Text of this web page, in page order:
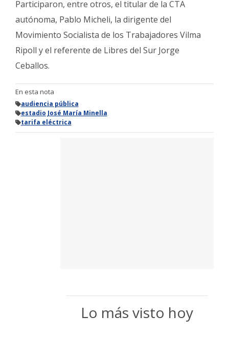
Participaron, entre otros, el titular de la CTA
autónoma, Pablo Micheli, la dirigente del
Movimiento Socialista de los Trabajadores Vilma
Ripoll y el referente de Libres del Sur Jorge
Ceballos.
En esta nota
audiencia pública
estadio José María Minella
tarifa eléctrica
Lo más visto hoy